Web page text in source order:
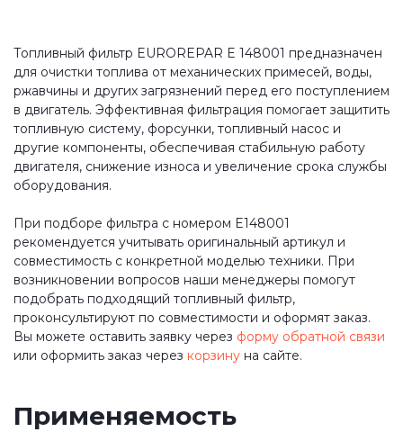
Топливный фильтр EUROREPAR E 148001 предназначен
для очистки топлива от механических примесей, воды,
ржавчины и других загрязнений перед его поступлением
в двигатель. Эффективная фильтрация помогает защитить
топливную систему, форсунки, топливный насос и
другие компоненты, обеспечивая стабильную работу
двигателя, снижение износа и увеличение срока службы
оборудования.
При подборе фильтра с номером E148001
рекомендуется учитывать оригинальный артикул и
совместимость с конкретной моделью техники. При
возникновении вопросов наши менеджеры помогут
подобрать подходящий топливный фильтр,
проконсультируют по совместимости и оформят заказ.
Вы можете оставить заявку через форму обратной связи
или оформить заказ через корзину на сайте.
Применяемость